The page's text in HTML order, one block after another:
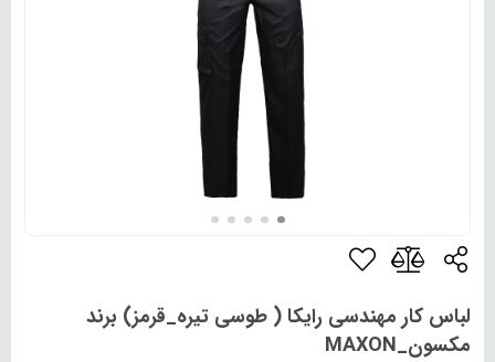
لباس کار مهندسی رایکا ( طوسی تیره_قرمز) برند
مکسون_MAXON